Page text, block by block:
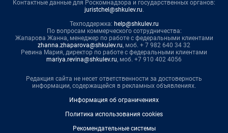
Контактные данные для Роскомнадзора и государственных органов:
juristchel@shkulev.ru.
Техподдержка: help@shkulev.ru
По вопросам коммерческого сотрудничества:
Жапарова Жанна, менеджер по работе с федеральными клиентами
zhanna.zhaparova@shkulev.ru, моб. + 7 982 640 34 32
Ревина Мария, директор по работе с федеральными клиентами
mariya.revina@shkulev.ru, моб. +7 910 402 4056
Редакция сайта не несет ответственности за достоверность
информации, содержащейся в рекламных объявлениях.
Информация об ограничениях
Политика использования cookies
Рекомендательные системы